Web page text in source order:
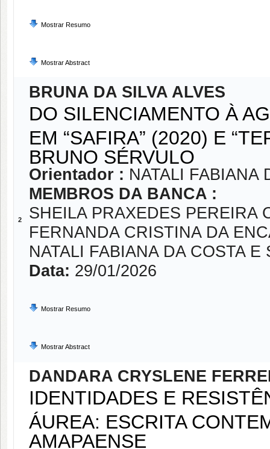
Mostrar Resumo
Mostrar Abstract
2
BRUNA DA SILVA ALVES
DO SILENCIAMENTO À
EM “SAFIRA” (2020) E
BRUNO SÉRVULO
Orientador : NATALI FABIANA
MEMBROS DA BANCA :
SHEILA PRAXEDES PEREIRA
FERNANDA CRISTINA DA
NATALI FABIANA DA COSTA E
Data: 29/01/2026
Mostrar Resumo
Mostrar Abstract
DANDARA CRYSLENE
IDENTIDADES E
ÁUREA: ESCRITA
AMAPAENSE